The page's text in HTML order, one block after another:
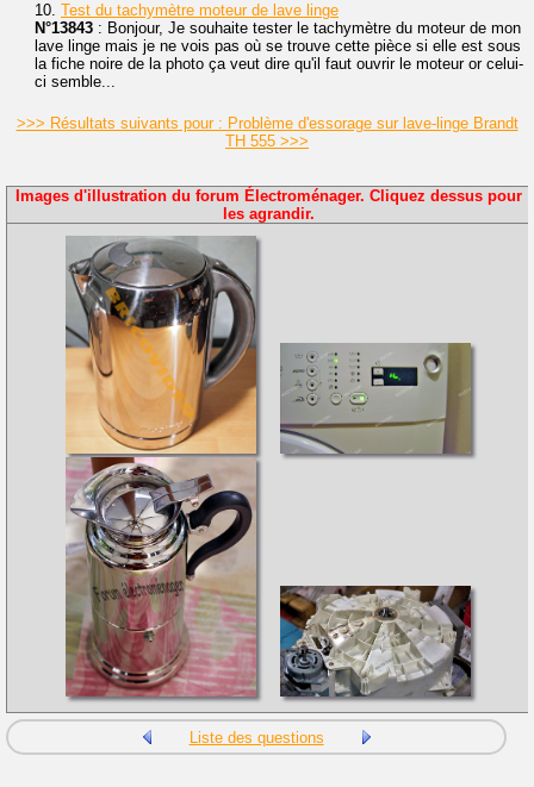
10. Test du tachymètre moteur de lave linge
N°13843 : Bonjour, Je souhaite tester le tachymètre du moteur de mon
lave linge mais je ne vois pas où se trouve cette pièce si elle est sous
la fiche noire de la photo ça veut dire qu'il faut ouvrir le moteur or celui-
ci semble...
>>> Résultats suivants pour : Problème d'essorage sur lave-linge Brandt
TH 555 >>>
Images d'illustration du forum Électroménager. Cliquez dessus pour
les agrandir.
Liste des questions